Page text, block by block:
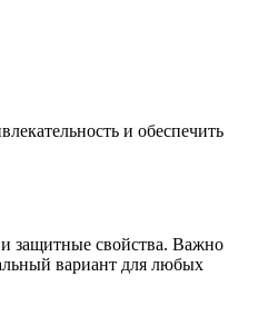
и обеспечить
защитные свойства. Важно
вариант для любых